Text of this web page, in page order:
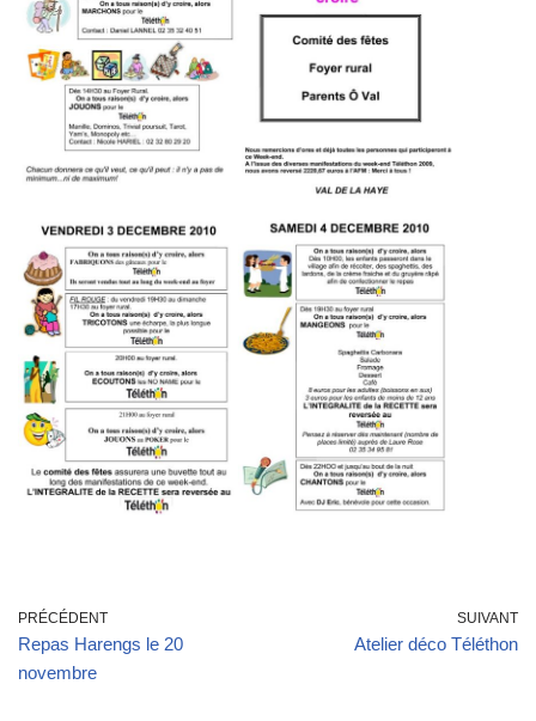
PRÉCÉDENT
Repas Harengs le 20
novembre
SUIVANT
Atelier déco Téléthon